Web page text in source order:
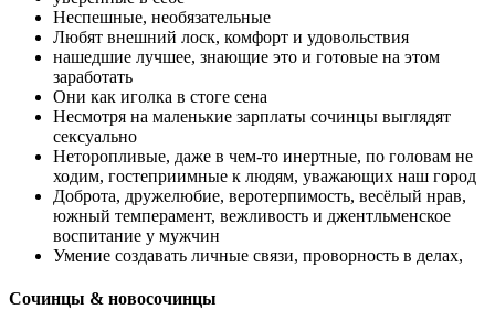
Неспешные, необязательные
Любят внешний лоск, комфорт и удовольствия
нашедшие лучшее, знающие это и готовые на этом
заработать
Они как иголка в стоге сена
Несмотря на маленькие зарплаты сочинцы выглядят
сексуально
Неторопливые, даже в чем-то инертные, по головам не
ходим, гостеприимные к людям, уважающих наш город
Доброта, дружелюбие, веротерпимость, весёлый нрав,
южный темперамент, вежливость и джентльменское
воспитание у мужчин
Умение создавать личные связи, проворность в делах,
Сочинцы & новосочинцы